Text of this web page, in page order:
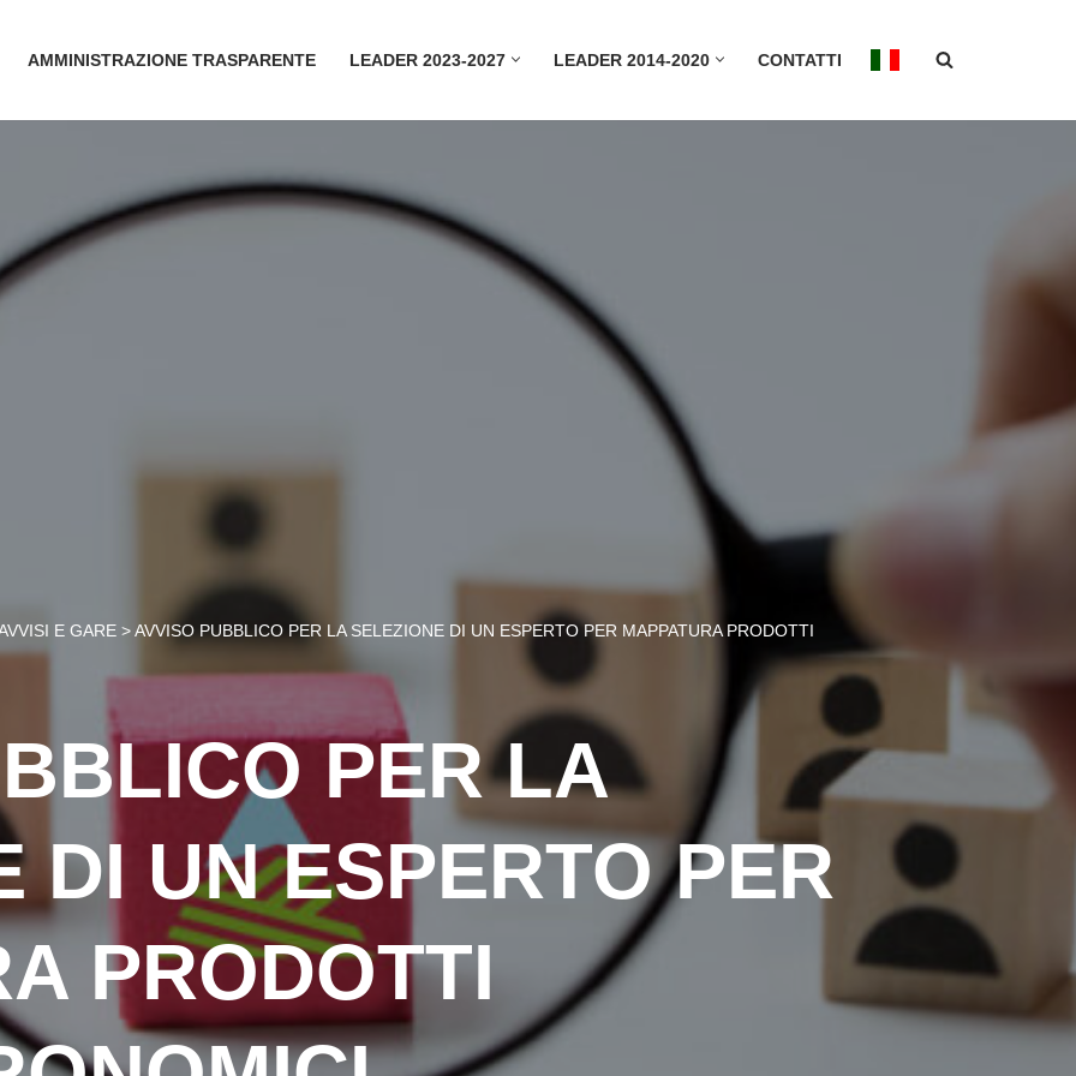
AMMINISTRAZIONE TRASPARENTE LEADER 2023-2027 LEADER 2014-2020 CONTATTI
E GARE >AVVISO PUBBLICO PER LA SELEZIONE DI UN ESPERTO PER MAPPATURA PRODOTTI
PER LA
DI UN ESPERTO PER
PRODOTTI